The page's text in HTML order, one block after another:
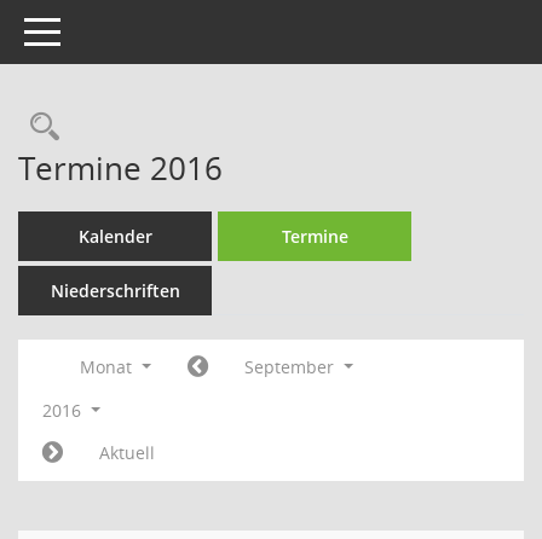
Toggle navigation
Rechercheauswahl
Termine 2016
Kalender Termine
Niederschriften
Monat
September
2016
Aktuell